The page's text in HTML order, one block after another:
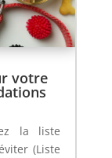
votre
la liste
(Liste